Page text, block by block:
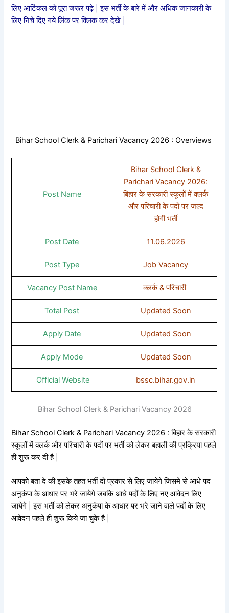
लिए आर्टिकल को पूरा जरूर पढ़े | इस भर्ती के बारे में और अधिक जानकारी के
लिए निचे दिए गये लिंक पर क्लिक कर देखे |
Bihar School Clerk & Parichari Vacancy 2026 : Overviews
Post Name
Bihar School Clerk &
Parichari Vacancy 2026:
बिहार के सरकारी स्कूलों में क्लर्क
और परिचारी के पदों पर जल्द
होगी भर्ती
Post Date 11.06.2026
Post Type Job Vacancy
Vacancy Post Name क्लर्क & परिचारी
Total Post Updated Soon
Apply Date Updated Soon
Apply Mode Updated Soon
Official Website bssc.bihar.gov.in
Bihar School Clerk & Parichari Vacancy 2026
Bihar School Clerk & Parichari Vacancy 2026 : बिहार के सरकारी
स्कूलों में क्लर्क और परिचारी के पदों पर भर्ती को लेकर बहाली की प्रक्रिया पहले
ही शुरू कर दी है |
आपको बता दे की इसके तहत भर्ती दो प्रकार से लिए जायेगे जिसमे से आधे पद
अनुकंपा के आधार पर भरे जायेगे जबकि आधे पदों के लिए नए आवेदन लिए
जायेगे | इस भर्ती को लेकर अनुकंपा के आधार पर भरे जाने वाले पदों के लिए
आवेदन पहले ही शुरू किये जा चुके है |